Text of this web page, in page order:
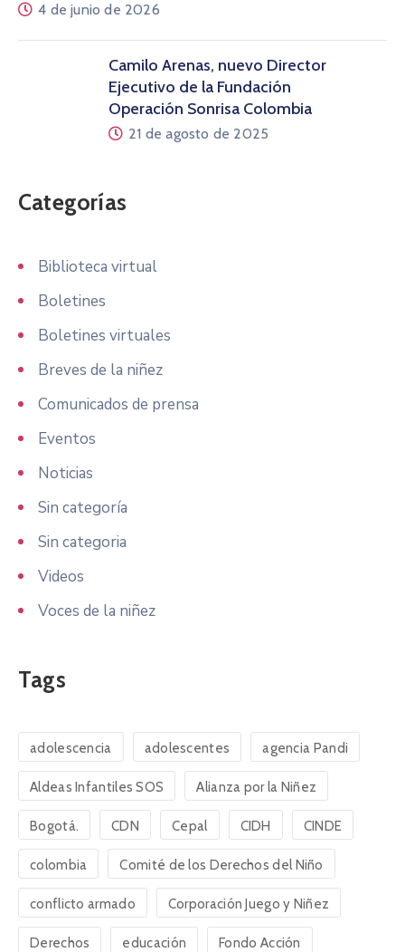
4 de junio de 2026
Camilo Arenas, nuevo Director
Ejecutivo de la Fundación
Operación Sonrisa Colombia
21 de agosto de 2025
Categorías
Biblioteca virtual
Boletines
Boletines virtuales
Breves de la niñez
Comunicados de prensa
Eventos
Noticias
Sin categoría
Sin categoria
Videos
Voces de la niñez
Tags
adolescencia adolescentes agencia Pandi
Aldeas Infantiles SOS Alianza por la Niñez
Bogotá. CDN Cepal CIDH CINDE
colombia Comité de los Derechos del Niño
conflicto armado Corporación Juego y Niñez
Derechos educación Fondo Acción